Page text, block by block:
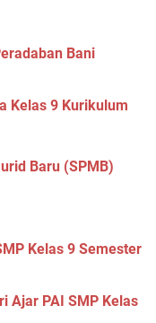
Bani
Kelas 9 Kurikulum
Baru (SPMB)
Kelas 9 Semester
Ajar PAI SMP Kelas